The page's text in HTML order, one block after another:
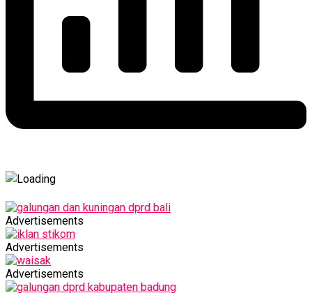
Advertisements
Advertisements
Advertisements